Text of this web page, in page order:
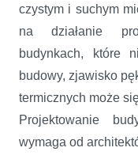
czystym i suchym
na działanie
budynkach, które
budowy, zjawisko
termicznych może
Projektowanie
wymaga od